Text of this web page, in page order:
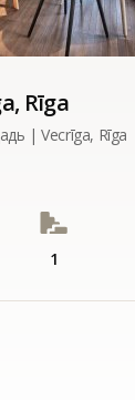
Rīga
| Vecrīga, Rīga
1